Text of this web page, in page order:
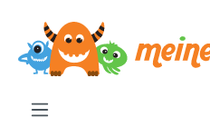
springen